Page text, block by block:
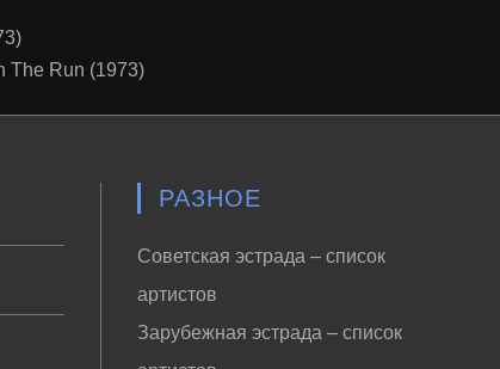
The Run (1973)
РАЗНОЕ
Советская эстрада – список
артистов
Зарубежная эстрада – список